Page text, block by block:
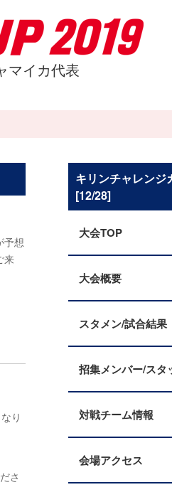
マイカ代表
予想
来
り
さ
キリンチャレンジ
[12/28]
大会TOP
大会概要
スタメン/試合結果
招集メンバー/スタ
対戦チーム情報
会場アクセス